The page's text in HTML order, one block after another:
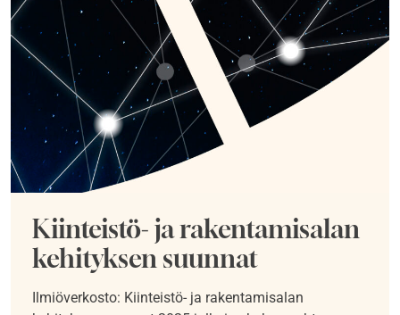
Kiinteistö- ja rakentamisalan
kehityksen suunnat
Ilmiöverkosto: Kiinteistö- ja rakentamisalan